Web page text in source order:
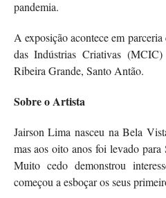
pandemia.
A exposição acontece em
das Indústrias Criativas
Ribeira Grande, Santo Antão.
Sobre o Artista
Jairson Lima nasceu na Bela
mas aos oito anos foi levado
Muito cedo demonstrou
começou a esboçar os seus